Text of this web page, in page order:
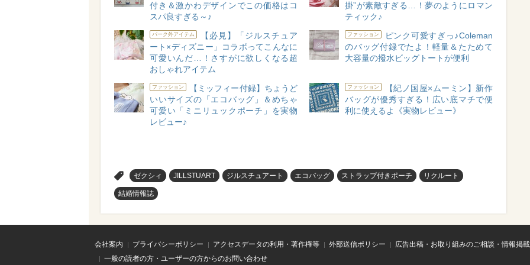
付き＆激かわデザインでこの価格はコ
スパ良すぎる～♪
掛”が素敵すぎる…！夢のようにロマン
ティック♪
パーク外アイテム
【必見】「ジルスチュア
ート×ディズニー」コラボってこんなに
可愛いんだ…！さすがに欲しくなる超
おしゃれアイテム
ファッション
ピンク可愛すぎっ♪Coleman
のバッグ付録でたよ！軽量＆たためて
大容量の撥水ビッグトートが便利
ファッション
【ミッフィー付録】ちょうど
いいサイズの「エコバッグ」＆めちゃ
可愛い「ミニリュックポーチ」を実物
レビュー♪
ファッション
【紀ノ国屋×ムーミン】新作
バッグが優秀すぎる！広い底マチで便
利に使えるよ《実物レビュー》
ゼクシィ JILLSTUART ジルスチュアート エコバッグ ストラップ付きポーチ リクルート
結婚情報誌
会社案内 プライバシーポリシー アクセスデータの利用・著作権等 外部送信ポリシー
広告出稿・お取り組みのご相談・情報掲
一般の読者の方・ユーザーの方からのお問い合わせ